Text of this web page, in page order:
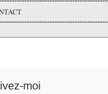
moi